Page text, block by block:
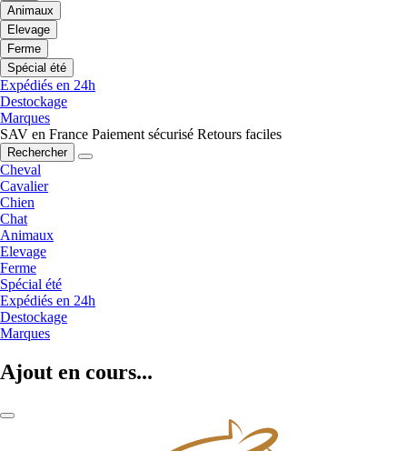
Animaux
Elevage
Ferme
Spécial été
Expédiés en 24h
Destockage
Marques
SAV en France Paiement sécurisé Retours faciles
Rechercher
Cheval
Cavalier
Chien
Chat
Animaux
Elevage
Ferme
Spécial été
Expédiés en 24h
Destockage
Marques
Ajout en cours...